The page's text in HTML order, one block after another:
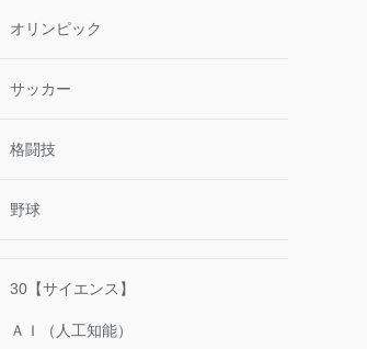
オリンピック
サッカー
格闘技
野球
30【サイエンス】
ＡＩ（人工知能）